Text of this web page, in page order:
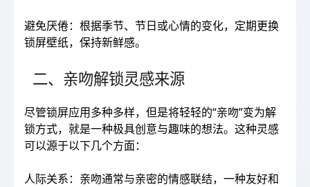
避免厌倦：根据季节、节日或心情的变化，定期更换
锁屏壁纸，保持新鲜感。
二、亲吻解锁灵感来源
尽管锁屏应用多种多样，但是将轻轻的“亲吻”变为解
锁方式，就是一种极具创意与趣味的想法。这种灵感
可以源于以下几个方面：
人际关系：亲吻通常与亲密的情感联结，一种友好和